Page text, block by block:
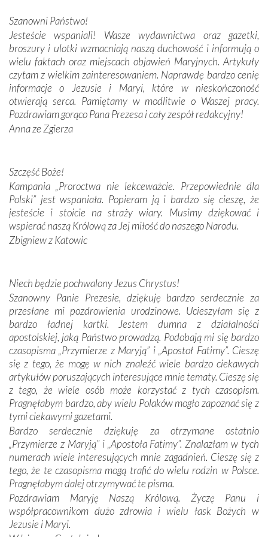
budowniczych.
Podążyliśmy też śladami fatimskich wizjonerów – Łucji
dos Santos oraz świętych Hiacynty i Franciszka Marto.
Modliliśmy się przy ich grobach. Odprawiliśmy Drogę
Krzyżową w ich rodzinnych stronach, odwiedziliśmy
domy, w których żyli.
W miejscu objawień Matki Bożej zapaliliśmy świece
Podczas tej kilkudniowej wyprawy na każdym kroku
spotykaliśmy się z serdeczną otwartością
Portugalczyków. Podziwialiśmy ich ludową sztukę i
zwyczaje. Mimo że nasze kraje są od siebie bardzo
oddalone, w żaden sposób nie czuliśmy się obco.
Sprawiła to oczywiście sama Matka Boża, ale też
kulturowa bliskość biorąca swój początek w naszej
mieliśmy okazję przekonać się, że Maryja swoją opieką
otacza nie tylko nasz naród, lecz wszystkie nacje, które
się Jej ufnie oddają, a także każdą osobę, która zawierza
Jej siebie oraz swych bliskich.
Dzieje Portugalii to również historia wierności Bogu i
odstępstw, także w życiu władców. Trudne momenty w
wymiarze tak osobistym, jak i zbiorowym, przypominają o
konieczności ciągłego zabiegania o własną duszę i o łaskę
Opatrzności. Wierność przynosi pomyślność –
przynajmniej w życiu duchowym. Odstępstwo owocuje
nieszczęściem i śmiercią. Te uniwersalne prawdy
przychodziły na myśl, gdy słuchaliśmy opowieści
przewodników o portugalskich monarchach i wodzach,
zwycięskich bitwach i nieszczęśliwych losach grzesznych
kochanków.
Byli tym razem pośród Apostołów Fatimy reprezentanci
każdego spośród żyjących pokoleń. Najmłodszy uczestnik
Szanowni Państwo!
Jesteście wspaniali! Wasze wydawnictwa oraz gazetki,
broszury i ulotki wzmacniają naszą duchowość i informują o
wielu faktach oraz miejscach objawień Maryjnych. Artykuły
czytam z wielkim zainteresowaniem. Naprawdę bardzo cenię
informacje o Jezusie i Maryi, które w nieskończoność
otwierają serca. Pamiętamy w modlitwie o Waszej pracy.
Pozdrawiam gorąco Pana Prezesa i cały zespół redakcyjny!
Anna ze Zgierza
Szczęść Boże!
Kampania „Proroctwa nie lekceważcie. Przepowiednie dla
Polski” jest wspaniała. Popieram ją i bardzo się cieszę, że
jesteście i stoicie na straży wiary. Musimy dziękować i
wspierać naszą Królową za Jej miłość do naszego Narodu.
Zbigniew z Katowic
Niech będzie pochwalony Jezus Chrystus!
Szanowny Panie Prezesie, dziękuję bardzo serdecznie za
przesłane mi pozdrowienia urodzinowe. Ucieszyłam się z
bardzo ładnej kartki. Jestem dumna z działalności
apostolskiej, jaką Państwo prowadzą. Podobają mi się bardzo
czasopisma „Przymierze z Maryją” i „Apostoł Fatimy”. Cieszę
się z tego, że mogę w nich znaleźć wiele bardzo ciekawych
artykułów poruszających interesujące mnie tematy. Cieszę się
z tego, że wiele osób może korzystać z tych czasopism.
Pragnęłabym bardzo, aby wielu Polaków mogło zapoznać się z
tymi ciekawymi gazetami.
Bardzo serdecznie dziękuję za otrzymane ostatnio
„Przymierze z Maryją” i „Apostoła Fatimy”. Znalazłam w tych
numerach wiele interesujących mnie zagadnień. Cieszę się z
tego, że te czasopisma mogą trafić do wielu rodzin w Polsce.
Pragnęłabym dalej otrzymywać te pisma.
Pozdrawiam Maryję Naszą Królową. Życzę Panu i
współpracownikom dużo zdrowia i wielu łask Bożych w
Jezusie i Maryi.